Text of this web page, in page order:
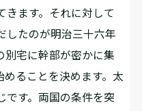
きます。それに対して
したのが明治三十六年
別宅に幹部が密かに集
めることを決めます。太
です。両国の条件を突